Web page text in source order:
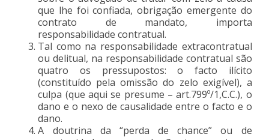
que lhe foi confiada, obrigação emergente do
contrato de mandato, importa
responsabilidade contratual.
Tal como na responsabilidade extracontratual
ou delitual, na responsabilidade contratual são
quatro os pressupostos: o facto ilícito
(constituído pela omissão do zelo exigível), a
culpa (que aqui se presume – art.799º/1,C.C.), o
dano e o nexo de causalidade entre o facto e o
dano.
A doutrina da “perda de chance” ou de